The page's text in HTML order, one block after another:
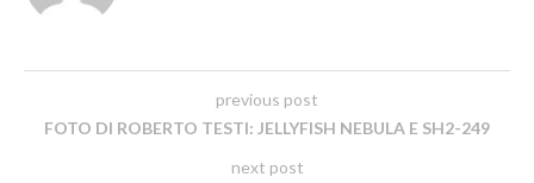
previous post
FOTO DI ROBERTO TESTI: JELLYFISH NEBULA E SH2-249
next post